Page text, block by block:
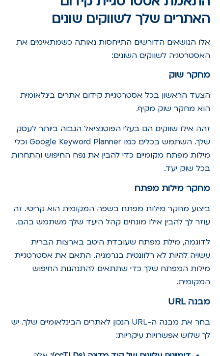
האתרים שלך לשווקים שונים
אלו הנושאים הדורשים התייחסות נאותה כשמתאימים את
האסטרטגיה לשווקים השונים:
מחקר שוק
הצעד הראשון בכל אסטרטגיית קידום אתרים בינלאומית
הוא מחקר שוק מקיף.
זהה אילו שווקים הם בעלי הפוטנציאל הגבוה ביותר לעסק
שלך. השתמש בכלים כמו Google Keyword Planner וכלי
מילות מפתח מקומיים כדי להבין את נפח החיפוש והתחרות
בכל שוק יעד.
מחקר מילות מפתח
ביצוע מחקר מילות מפתח בשפה המקומית הוא קריטי. זה
עוזר לך להבין אילו מונחים קהל היעד שלך משתמש בהם.
לדוגמה, מילת מפתח שעובדת היטב בארצות הברית
עשויה להיות לא רלוונטית בגרמניה. התאם את אסטרטגיית
מילות המפתח שלך כדי שתתאים להתנהגות החיפוש
המקומית.
מבנהURL
בחר את מבנה ה-URL הנכון לאתרים הבינלאומיים שלך. יש
לך שלוש אפשרויות עיקריות: